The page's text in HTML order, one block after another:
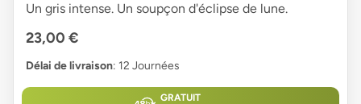
Un gris intense. Un soupçon d'éclipse de lune.
23,00 €
Délai de livraison: 12 Journées
GRATUIT